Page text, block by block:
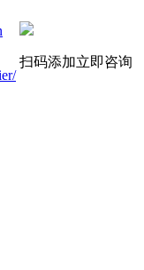
扫码添加立即咨询